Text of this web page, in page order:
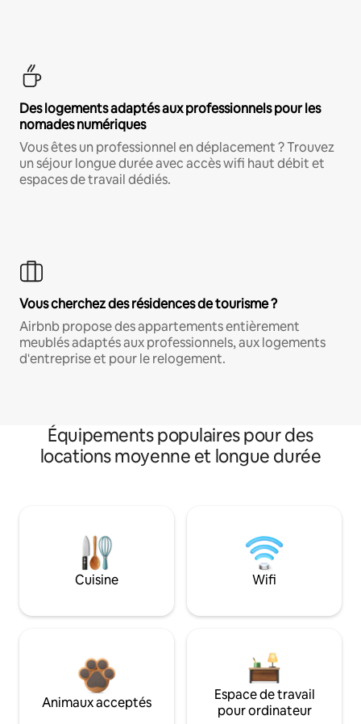
Des logements adaptés aux professionnels pour les
nomades numériques
Vous êtes un professionnel en déplacement ? Trouvez
un séjour longue durée avec accès wifi haut débit et
espaces de travail dédiés.
Vous cherchez des résidences de tourisme ?
Airbnb propose des appartements entièrement
meublés adaptés aux professionnels, aux logements
d'entreprise et pour le relogement.
Équipements populaires pour des
locations moyenne et longue durée
Cuisine Wifi
Animaux acceptés
Espace de travail
pour ordinateur